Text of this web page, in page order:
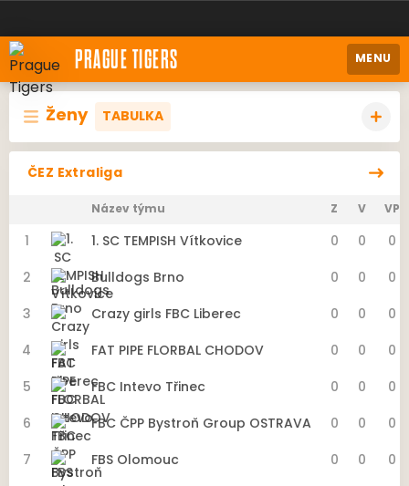
PRAGUE TIGERS MENU
Ženy TABULKA
ČEZ Extraliga
Název týmu Z V VP
1 1. SC TEMPISH Vítkovice 0 0
0
2
Bulldogs Brno 0 0
0
3
Crazy girls FBC Liberec 0 0
0
4
FAT PIPE FLORBAL CHODOV 0 0
0
5
FBC Intevo Třinec 0 0
0
6
FBC ČPP Bystroň Group OSTRAVA 0 0
0
7
FBS Olomouc 0 0
0